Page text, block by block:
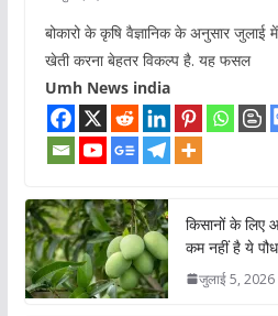
बोकारो के कृषि वैज्ञानिक के अनुसार जुलाई
खेती करना बेहतर विकल्प है. यह फसल
Umh News india
किसानों के लिए
कम नहीं है ये
जुलाई 5, 2026